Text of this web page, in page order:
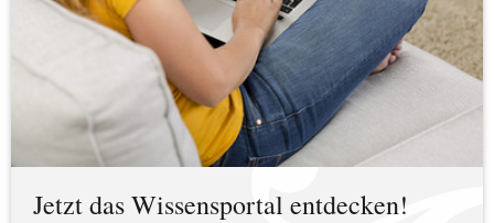
Jetzt das Wissensportal entdecken!